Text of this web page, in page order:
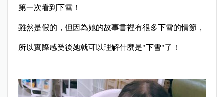
第一次看到下雪！
雖然是假的，但因為她的故事書裡有很多下雪的情節，
所以實際感受後她就可以理解什麼是"下雪"了！